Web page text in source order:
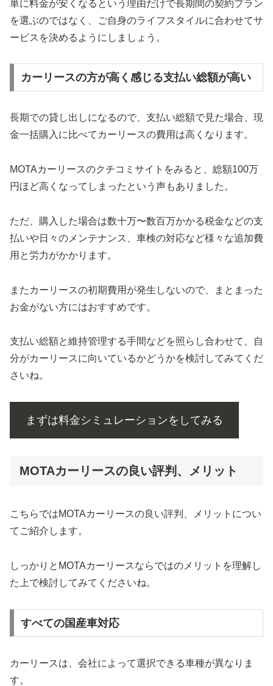
単に料金が安くなるという理由だけで長期間の契約プラン
を選ぶのではなく、ご自身のライフスタイルに合わせてサ
ービスを決めるようにしましょう。
カーリースの方が高く感じる支払い総額が高い
長期での貸し出しになるので、支払い総額で見た場合、現
金一括購入に比べてカーリースの費用は高くなります。
MOTAカーリースのクチコミサイトをみると、総額100万
円ほど高くなってしまったという声もありました。
ただ、購入した場合は数十万〜数百万かかる税金などの支
払いや日々のメンテナンス、車検の対応など様々な追加費
用と労力がかかります。
またカーリースの初期費用が発生しないので、まとまった
お金がない方にはおすすめです。
支払い総額と維持管理する手間などを照らし合わせて、自
分がカーリースに向いているかどうかを検討してみてくだ
さいね。
まずは料金シミュレーションをしてみる
MOTAカーリースの良い評判、メリット
こちらではMOTAカーリースの良い評判、メリットについ
てご紹介します。
しっかりとMOTAカーリースならではのメリットを理解し
た上で検討してみてくださいね。
すべての国産車対応
カーリースは、会社によって選択できる車種が異なりま
す。